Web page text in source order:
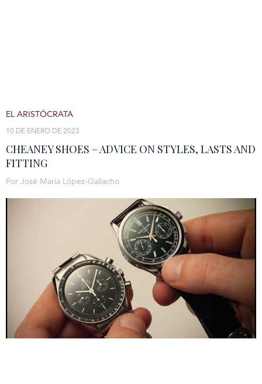
CHEANEY SHOES – ADVICE ON STYLES, LASTS AND
FITTING
10 DE ENERO DE 2023
EL ARISTÓCRATA
Por José María López-Galiacho